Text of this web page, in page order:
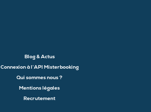
Blog & Actus
Connexion à l’API Misterbooking
Qui sommes nous ?
Mentions légales
Recrutement